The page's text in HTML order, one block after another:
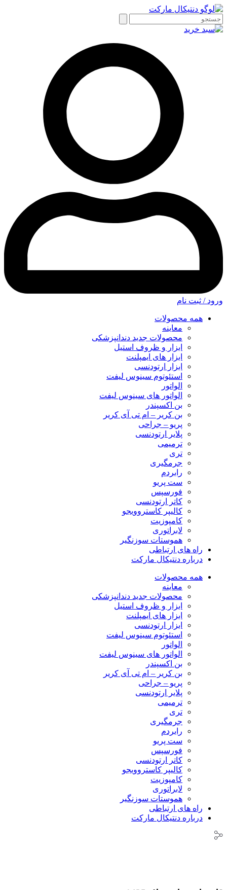
ورود / ثبت نام
همه محصولات
معاینه
محصولات جدید دندانپزشکی
ابزار و ظروف استیل
ابزار های ایمپلنت
ابزار ارتودنسی
استئوتوم سینوس لیفت
الواتور
الواتور های سینوس لیفت
بن اکسپندر
بن کریر – ام تی آی کریر
پریو – جراحی
پلایر ارتودنسی
ترمیمی
تری
جرمگیری
رابردم
ست پریو
فورسپس
کاتر ارتودنسی
کالیپر کاستروویجو
کامپوزیت
لابراتوری
هموستات سوزنگیر
راه های ارتباطی
درباره دنتیکال مارکت
همه محصولات
معاینه
محصولات جدید دندانپزشکی
ابزار و ظروف استیل
ابزار های ایمپلنت
ابزار ارتودنسی
استئوتوم سینوس لیفت
الواتور
الواتور های سینوس لیفت
بن اکسپندر
بن کریر – ام تی آی کریر
پریو – جراحی
پلایر ارتودنسی
ترمیمی
تری
جرمگیری
رابردم
ست پریو
فورسپس
کاتر ارتودنسی
کالیپر کاستروویجو
کامپوزیت
لابراتوری
هموستات سوزنگیر
راه های ارتباطی
درباره دنتیکال مارکت